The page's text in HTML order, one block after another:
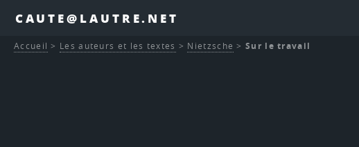
CAUTE@LAUTRE.NET
Accueil > Les auteurs et les textes > Nietzsche >Sur le travail